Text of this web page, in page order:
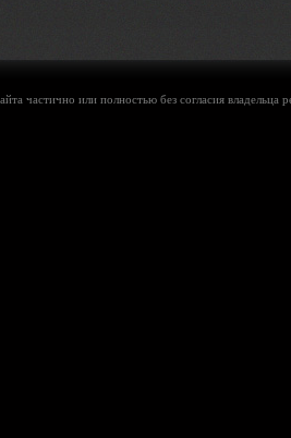
частично или полностью без согласия